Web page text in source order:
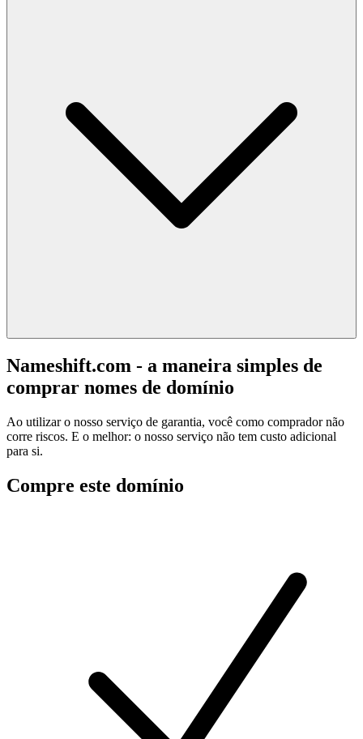
Nameshift.com - a maneira simples de
comprar nomes de domínio
Ao utilizar o nosso serviço de garantia, você como comprador não
corre riscos. E o melhor: o nosso serviço não tem custo adicional
para si.
Compre este domínio